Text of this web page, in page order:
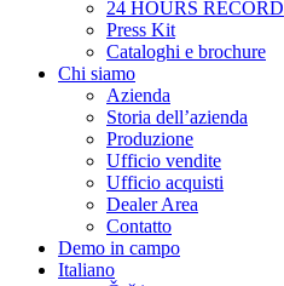
24 HOURS RECORD
Press Kit
Cataloghi e brochure
Chi siamo
Azienda
Storia dell’azienda
Produzione
Ufficio vendite
Ufficio acquisti
Dealer Area
Contatto
Demo in campo
Italiano